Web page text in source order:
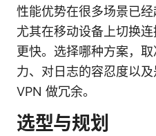
性能优势在很多场景已经
尤其在移动设备上切换
更快。选择哪种方案，
力、对日志的容忍度以
VPN 做冗余。
选型与规划